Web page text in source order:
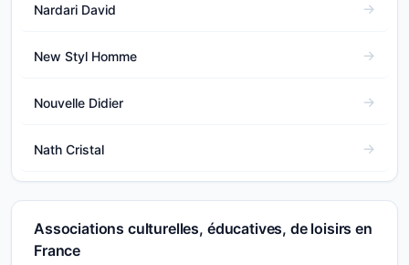
Nardari David
New Styl Homme
Nouvelle Didier
Nath Cristal
Associations culturelles, éducatives, de loisirs en
France